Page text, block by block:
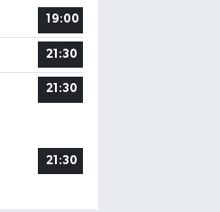
19:00
21:30
21:30
21:30